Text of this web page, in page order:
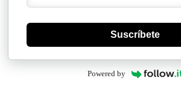
Suscríbete
Powered by